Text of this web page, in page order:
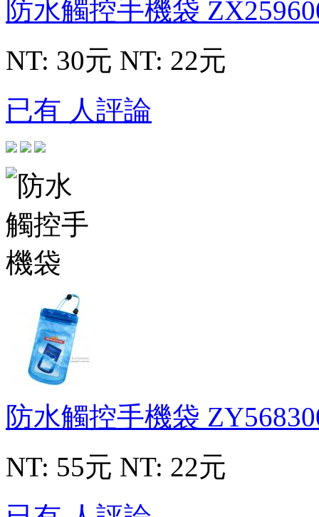
防水觸控手機袋
NT: 30元 NT: 22元
已有 人評論
防水觸控手機袋
NT: 55元 NT: 22元